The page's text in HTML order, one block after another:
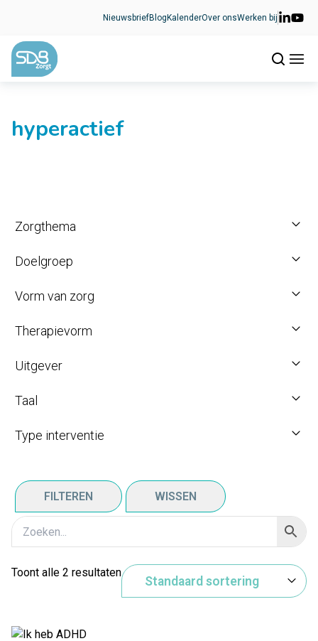
NieuwsbriefBlog KalenderOver onsWerken bij
hyperactief
Zorgthema
Doelgroep
Vorm van zorg
Therapievorm
Uitgever
Taal
Type interventie
FILTEREN WISSEN
Toont alle 2 resultaten